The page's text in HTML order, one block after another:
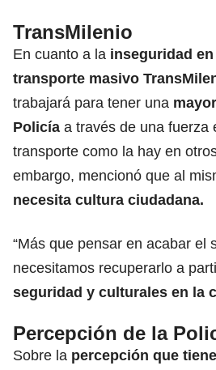
TransMilenio
En cuanto a la inseguridad
transporte masivo
trabajará para tener una
Policía a través de una fuerza
transporte como la hay en
embargo, mencionó que al
necesita cultura ciudadana.
“Más que pensar en acabar el
necesitamos recuperarlo a
seguridad y culturales en la
Percepción de la
Sobre la percepción que